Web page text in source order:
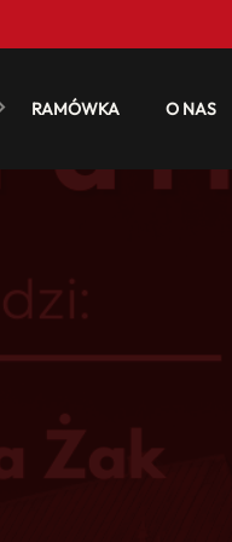
RAMÓWKA O NAS